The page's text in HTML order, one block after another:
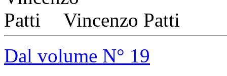
Vincenzo Patti
Dal volume N° 19